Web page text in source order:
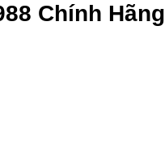
Chính Hãng